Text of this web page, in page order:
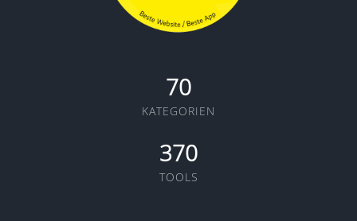
70
KATEGORIEN
370
TOOLS